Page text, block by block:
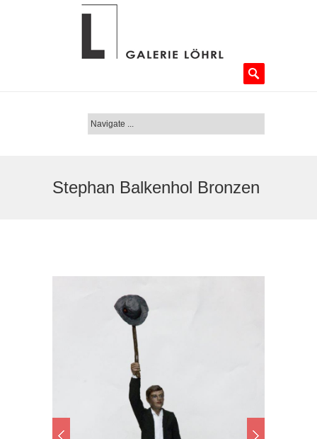
Stephan Balkenhol Bronzen